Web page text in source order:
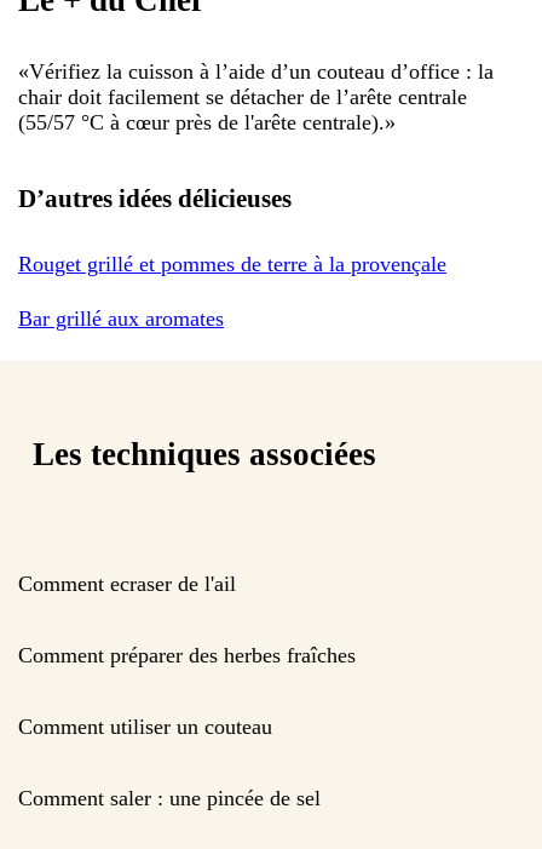
«Vérifiez la cuisson à l’aide d’un couteau d’office : la
chair doit facilement se détacher de l’arête centrale
(55/57 °C à cœur près de l'arête centrale).»
D’autres idées délicieuses
Rouget grillé et pommes de terre à la provençale
Bar grillé aux aromates
Les techniques associées
Comment ecraser de l'ail
Comment préparer des herbes fraîches
Comment utiliser un couteau
Comment saler : une pincée de sel